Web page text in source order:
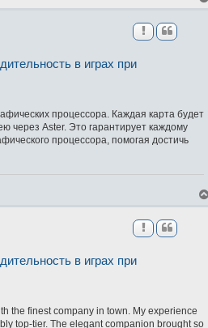
в играх при
процессора. Каждая карта будет
через Aster. Это гарантирует каждому
процессора, помогая достичь
в играх при
the finest company in town. My experience
top-tier. The elegant companion brought so